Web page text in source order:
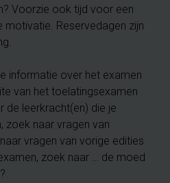
Voorzie ook tijd voor een
motivatie. Reservedagen zijn
informatie over het examen
van het toelatingsexamen
de leerkracht(en) die je
zoek naar vragen van
vragen van vorige edities
zoek naar … de moed